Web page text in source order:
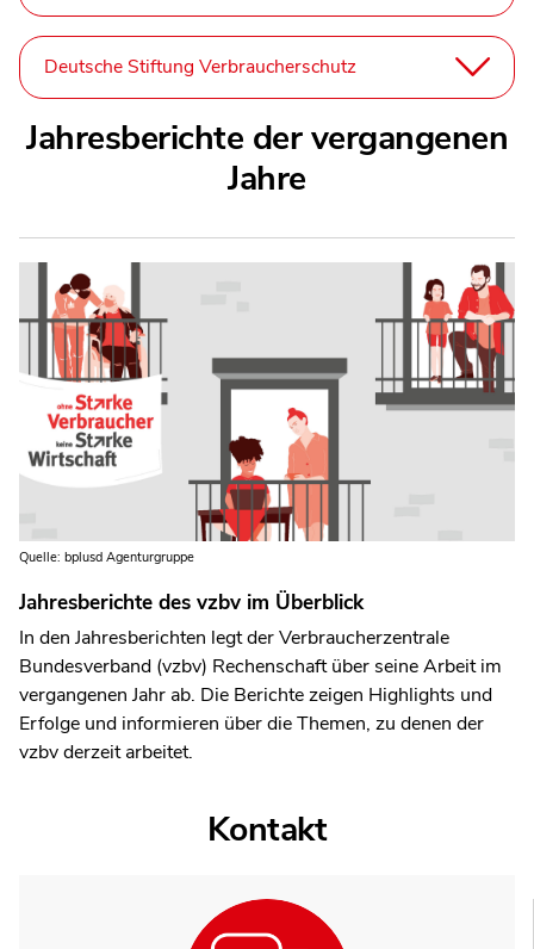
Deutsche Stiftung Verbraucherschutz
Jahresberichte der vergangenen
Jahre
Quelle: bplusd Agenturgruppe
Jahresberichte des vzbv im Überblick
In den Jahresberichten legt der Verbraucherzentrale
Bundesverband (vzbv) Rechenschaft über seine Arbeit im
vergangenen Jahr ab. Die Berichte zeigen Highlights und
Erfolge und informieren über die Themen, zu denen der
vzbv derzeit arbeitet.
Kontakt